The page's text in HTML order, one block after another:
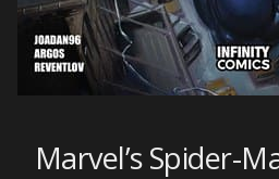
Marvel’s Spider-